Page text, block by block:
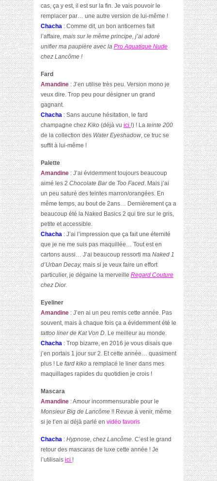
cas, ça y est, il est sur la fin. Je vais pouvoir le
remplacer par… une autre version de lui-même !
Chacha : Comme dit, un bon anticernes fait
l’affaire, mais sur le même principe, j’ai adoré
unifier ma paupière avec la Pro Aquatique Nude
chez Lancôme !
Fard
Amandine : J’en utilise très peu. Version mono je
veux dire. Trop peu pour désigner un grand
gagnant.
Chacha : Sans aucune hésitation, le fard
champagne chez Kiko (déjà vu ici !) ! La teinte 200
de la collection des Water Eyeshadow, ce truc se
suffit à lui-même !
Palette
Amandine : J’ai évidemment toujours beaucoup
aimé les 2 Chocolate Barde Too Faced. Mais j’ai
un peu saturé des teintes marron/orangées. En
même temps, au bout de 2ans… Dernièrement ça a
beaucoup été la Naked Basics 2 qui tire sur le gris,
petite et accessible.
Chacha : J’ai l’impression que ça fait une éternité
que je ne me suis pas maquillée… Tout est en
cartons aussi… J’ai beaucoup ressorti ma Naked 1
d’Urban Decay, mais si je veux faire un effort
particulier, je dégaine la merveille Regard Couture
chez Dior.
Eyeliner
Amandine : J’en ai un peu remis cette année. Pas
souvent, mais à chaque fois ça a évidemment été le
tattoo liner de Kat Von D. Le meilleur au monde.
Chacha : Trop bizarre, en 2016 je vous disais que
j’en portais 1 jour sur 2. Et cette année… quasiment
plus ! Le fard kiko a remplacé le liner dans mes
maquillages rapides du quotidien je crois !
Mascara
Amandine : Amour incommensurable pour le
Monsieur Big de Lancôme !! Revue à venir, même
si je t’en ai déjà parlé en vidéo favoris
Chacha : Hypnose, chez Lancôme. C’est le grand
retour des mascaras de luxe cette année ! Je
l’utilisais ici !